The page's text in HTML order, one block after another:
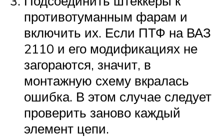
противотуманным фарам и
включить их. Если ПТФ на ВАЗ
2110 и его модификациях не
загораются, значит, в
монтажную схему вкралась
ошибка. В этом случае следует
проверить заново каждый
элемент цепи.